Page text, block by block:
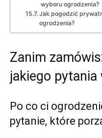
wyboru ogrodzenia?
Jak pogodzić
ogrodzenia?
Zanim
jakiego pytania
Po co ci
pytanie, które